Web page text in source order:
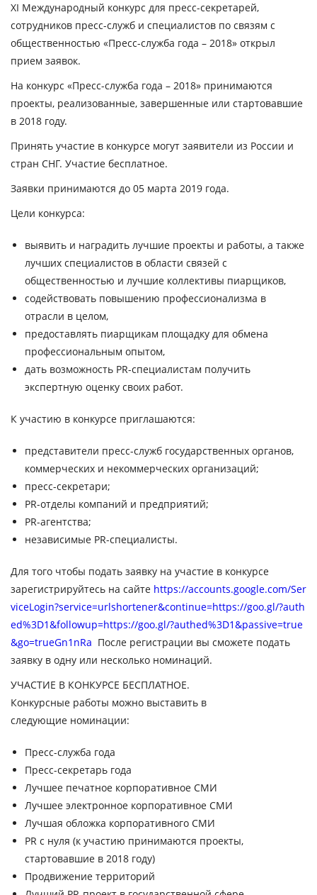
ХI Международный конкурс для пресс-секретарей,
сотрудников пресс-служб и специалистов по связям с
общественностью «Пресс-служба года – 2018» открыл
прием заявок.
На конкурс «Пресс-служба года – 2018» принимаются
проекты, реализованные, завершенные или стартовавшие
в 2018 году.
Принять участие в конкурсе могут заявители из России и
стран СНГ. Участие бесплатное.
Заявки принимаются до 05 марта 2019 года.
Цели конкурса:
выявить и наградить лучшие проекты и работы, а также
лучших специалистов в области связей с
общественностью и лучшие коллективы пиарщиков,
содействовать повышению профессионализма в
отрасли в целом,
предоставлять пиарщикам площадку для обмена
профессиональным опытом,
дать возможность PR-специалистам получить
экспертную оценку своих работ.
К участию в конкурсе приглашаются:
представители пресс-служб государственных органов,
коммерческих и некоммерческих организаций;
пресс-секретари;
PR-отделы компаний и предприятий;
PR-агентства;
независимые PR-специалисты.
Для того чтобы подать заявку на участие в конкурсе
зарегистрируйтесь на сайте https://accounts.google.com/Ser
viceLogin?service=urlshortener&continue=https://goo.gl/?auth
ed%3D1&followup=https://goo.gl/?authed%3D1&passive=true
&go=trueGn1nRa После регистрации вы сможете подать
заявку в одну или несколько номинаций.
УЧАСТИЕ В КОНКУРСЕ БЕСПЛАТНОЕ.
Конкурсные работы можно выставить в
следующие номинации:
Пресс-служба года
Пресс-секретарь года
Лучшее печатное корпоративное СМИ
Лучшее электронное корпоративное СМИ
Лучшая обложка корпоративного СМИ
PR с нуля (к участию принимаются проекты,
стартовавшие в 2018 году)
Продвижение территорий